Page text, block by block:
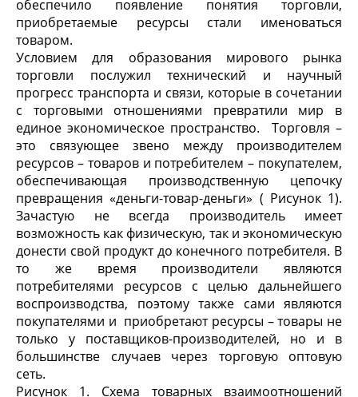
обеспечило появление понятия торговли,
приобретаемые ресурсы стали именоваться
товаром.
Условием для образования мирового рынка
торговли послужил технический и научный
прогресс транспорта и связи, которые в сочетании
с торговыми отношениями превратили мир в
единое экономическое пространство. Торговля –
это связующее звено между производителем
ресурсов – товаров и потребителем – покупателем,
обеспечивающая производственную цепочку
превращения «деньги-товар-деньги» ( Рисунок 1).
Зачастую не всегда производитель имеет
возможность как физическую, так и экономическую
донести свой продукт до конечного потребителя. В
то же время производители являются
потребителями ресурсов с целью дальнейшего
воспроизводства, поэтому также сами являются
покупателями и приобретают ресурсы – товары не
только у поставщиков-производителей, но и в
большинстве случаев через торговую оптовую
сеть.
Рисунок 1. Схема товарных взаимоотношений